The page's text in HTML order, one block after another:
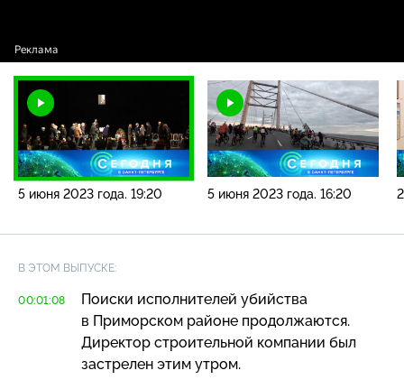
5 июня 2023 года. 19:20 5 июня 2023 года. 16:20
В ЭТОМ ВЫПУСКЕ:
00:01:08
Поиски исполнителей убийства
в Приморском районе продолжаются.
Директор строительной компании был
застрелен этим утром.